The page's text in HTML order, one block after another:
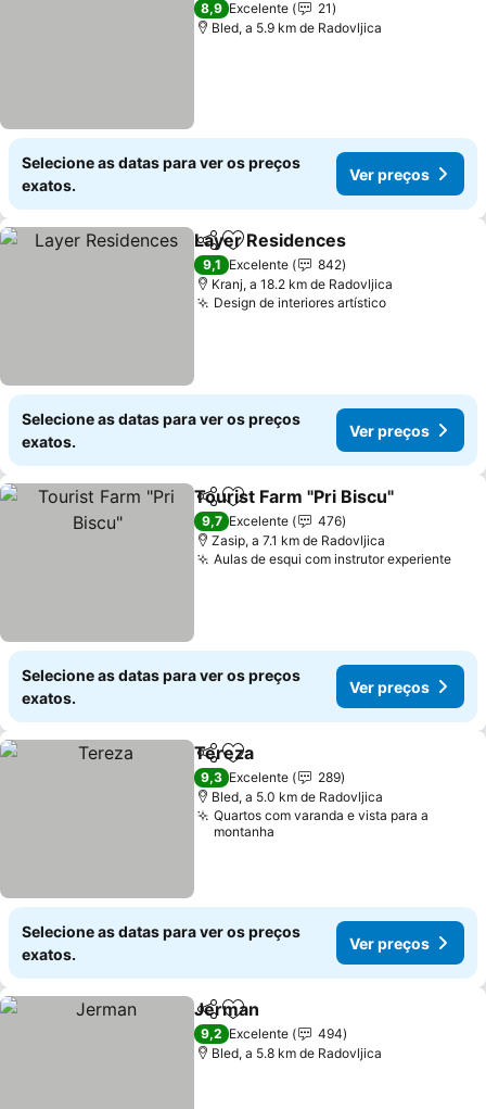
8,9 Excelente
21
Bled, a 5.9 km de Radovljica
Selecione as datas para ver os preços
exatos.
Ver preços
PartilharAdicionar aos favoritos
Layer Residences
9,1 Excelente
842
Kranj, a 18.2 km de Radovljica
Design de interiores artístico
Selecione as datas para ver os preços
exatos.
Ver preços
PartilharAdicionar aos favoritos
Tourist Farm "Pri Biscu"
9,7 Excelente
476
Zasip, a 7.1 km de Radovljica
Aulas de esqui com instrutor experiente
Selecione as datas para ver os preços
exatos.
Ver preços
PartilharAdicionar aos favoritos
Tereza
9,3 Excelente
289
Bled, a 5.0 km de Radovljica
Quartos com varanda e vista para a
montanha
Selecione as datas para ver os preços
exatos.
Ver preços
PartilharAdicionar aos favoritos
Jerman
9,2 Excelente
494
Bled, a 5.8 km de Radovljica